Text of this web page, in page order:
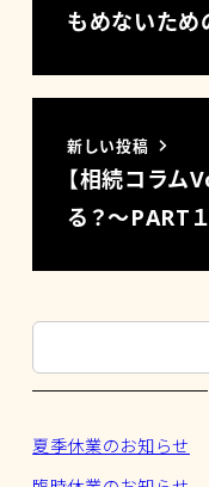
もめないた
新しい投稿
【相続コラム
る？～PART
夏季休業のお知らせ